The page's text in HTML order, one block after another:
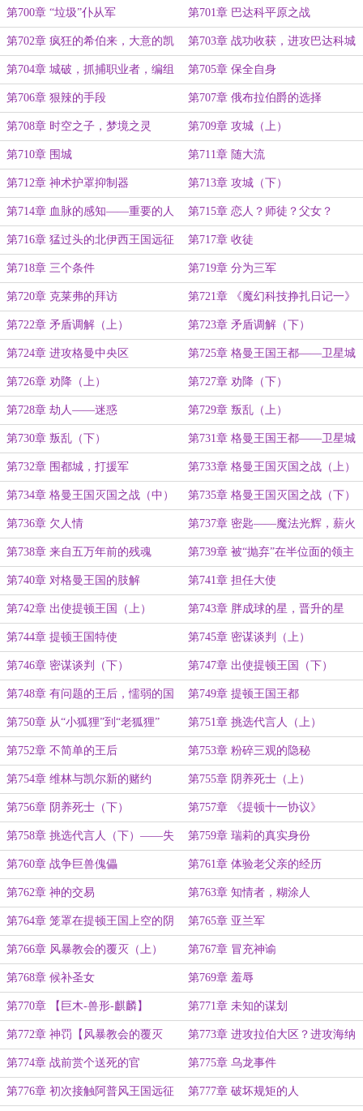
第700章 “垃圾”仆从军 第701章 巴达科平原之战
第702章 疯狂的希伯来，大意的凯
尔
第703章 战功收获，进攻巴达科城
第704章 城破，抓捕职业者，编组
奴隶军
第705章 保全自身
第706章 狠辣的手段 第707章 俄布拉伯爵的选择
第708章 时空之子，梦境之灵 第709章 攻城（上）
第710章 围城 第711章 随大流
第712章 神术护罩抑制器 第713章 攻城（下）
第714章 血脉的感知——重要的人 第715章 恋人？师徒？父女？
第716章 猛过头的北伊西王国远征
军
第717章 收徒
第718章 三个条件 第719章 分为三军
第720章 克莱弗的拜访 第721章 《魔幻科技挣扎日记一》
——赛拉斯·安斯艾尔著作
第722章 矛盾调解（上） 第723章 矛盾调解（下）
第724章 进攻格曼中央区 第725章 格曼王国王都——卫星城
之战（上）
第726章 劝降（上） 第727章 劝降（下）
第728章 劫人——迷惑 第729章 叛乱（上）
第730章 叛乱（下） 第731章 格曼王国王都——卫星城
之战（下）
第732章 围都城，打援军 第733章 格曼王国灭国之战（上）
第734章 格曼王国灭国之战（中） 第735章 格曼王国灭国之战（下）
第736章 欠人情 第737章 密匙——魔法光辉，薪火
永存
第738章 来自五万年前的残魂 第739章 被“抛弃”在半位面的领主
第740章 对格曼王国的肢解 第741章 担任大使
第742章 出使提顿王国（上） 第743章 胖成球的星，晋升的星
第744章 提顿王国特使 第745章 密谋谈判（上）
第746章 密谋谈判（下） 第747章 出使提顿王国（下）
第748章 有问题的王后，懦弱的国
王
第749章 提顿王国王都
第750章 从“小狐狸”到“老狐狸” 第751章 挑选代言人（上）
第752章 不简单的王后 第753章 粉碎三观的隐秘
第754章 维林与凯尔新的赌约 第755章 阴养死士（上）
第756章 阴养死士（下） 第757章 《提顿十一协议》
第758章 挑选代言人（下）——失
败的谋划
第759章 瑞莉的真实身份
第760章 战争巨兽傀儡 第761章 体验老父亲的经历
第762章 神的交易 第763章 知情者，糊涂人
第764章 笼罩在提顿王国上空的阴
云
第765章 亚兰军
第766章 风暴教会的覆灭（上） 第767章 冒充神谕
第768章 候补圣女 第769章 羞辱
第770章 【巨木-兽形-麒麟】 第771章 未知的谋划
第772章 神罚【风暴教会的覆灭
（下）】
第773章 进攻拉伯大区？进攻海纳
大区？
第774章 战前赏个送死的官 第775章 乌龙事件
第776章 初次接触阿普风王国远征 第777章 破坏规矩的人